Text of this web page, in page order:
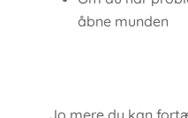
åbne munden
Jo mere du kan